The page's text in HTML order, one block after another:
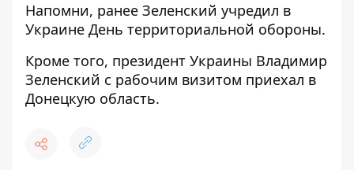
Напомни, ранее Зеленский учредил в
Украине День территориальной обороны.
Кроме того, президент Украины Владимир
Зеленский с рабочим визитом приехал в
Донецкую область.